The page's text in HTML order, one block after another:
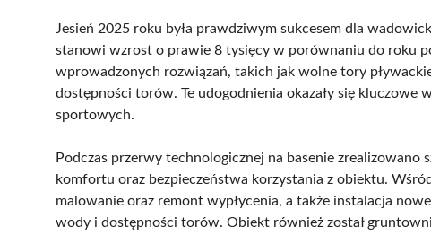
Jesień 2025 roku była prawdziwym sukcesem dla
stanowi wzrost o prawie 8 tysięcy w porównaniu do roku
wprowadzonych rozwiązań, takich jak wolne tory
dostępności torów. Te udogodnienia okazały się kluczowe
sportowych.
Podczas przerwy technologicznej na basenie
komfortu oraz bezpieczeństwa korzystania z obiektu.
malowanie oraz remont wypłycenia, a także instalacja
wody i dostępności torów. Obiekt również został